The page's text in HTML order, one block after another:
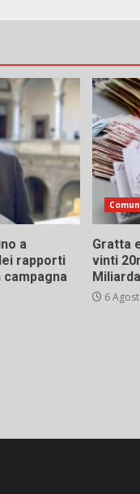
a
rapporti
Gratta
vinti
6